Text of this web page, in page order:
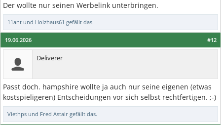
Der wollte nur seinen Werbelink unterbringen.
11ant und Holzhaus61 gefällt das.
#12
19.06.2026
Deliverer
Passt doch. hampshire wollte ja auch nur seine eigenen (etwas
kostspieligeren) Entscheidungen vor sich selbst rechtfertigen. ;-)
Viethps und Fred Astair gefällt das.